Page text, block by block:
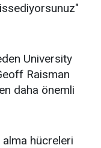
University
Raisman
daha önemli
hücreleri